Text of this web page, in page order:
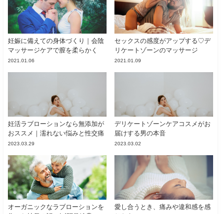
妊娠に備えての身体づくり｜会陰
マッサージケアで膣を柔らかく
2021.01.06
セックスの感度がアップする♡デ
リケートゾーンのマッサージ
2021.01.09
妊活ラブローションなら無添加が
おススメ｜濡れない悩みと性交痛
2023.03.29
デリケートゾーンケアコスメがお
届けする男の本音
2023.03.02
オーガニックなラブローションを
愛し合うとき、痛みや違和感を感